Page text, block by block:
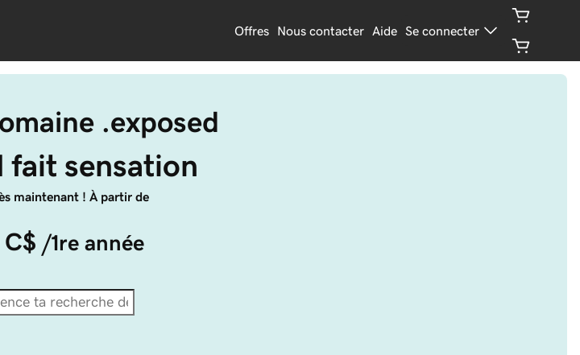
Offres Nous contacter Aide Se connecter
.exposed
fait sensation
maintenant ! À partir de
/1re année